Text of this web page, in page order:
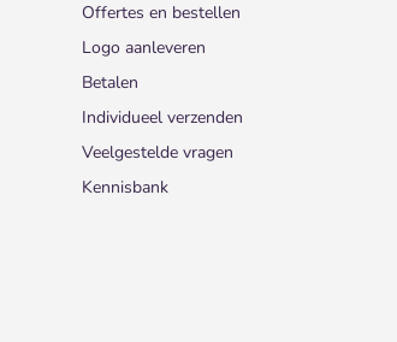
Offertes en bestellen
Logo aanleveren
Betalen
Individueel verzenden
Veelgestelde vragen
Kennisbank